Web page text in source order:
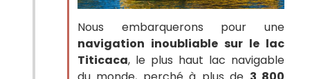
Nous embarquerons pour une
navigation inoubliable sur le lac
Titicaca, le plus haut lac navigable